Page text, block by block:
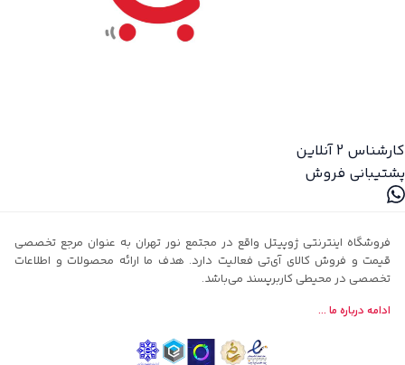
کارشناس 2
آنلاین
پشتیبانی فروش
فروشگاه اینترنتی ژوپیتل واقع در مجتمع نور تهران به عنوان مرجع تخصصی
قیمت و فروش کالای آی‌تی فعالیت دارد. هدف ما ارائه محصولات و اطلاعات
تخصصی در محیطی کاربرپسند می‌باشد.
ادامه درباره ما ...